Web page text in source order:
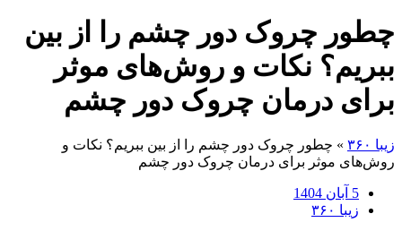
چطور چروک دور چشم را از بین
ببریم؟ نکات و روش‌های موثر
برای درمان چروک دور چشم
زیبا ۳۶۰ » چطور چروک دور چشم را از بین ببریم؟ نکات و
روش‌های موثر برای درمان چروک دور چشم
5 آبان 1404
زیبا ۳۶۰